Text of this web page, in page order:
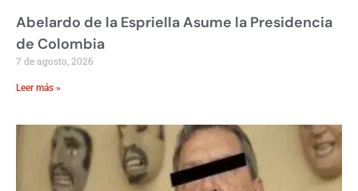
Abelardo de la Espriella Asume la Presidencia
de Colombia
7 de agosto, 2026
Leer más »